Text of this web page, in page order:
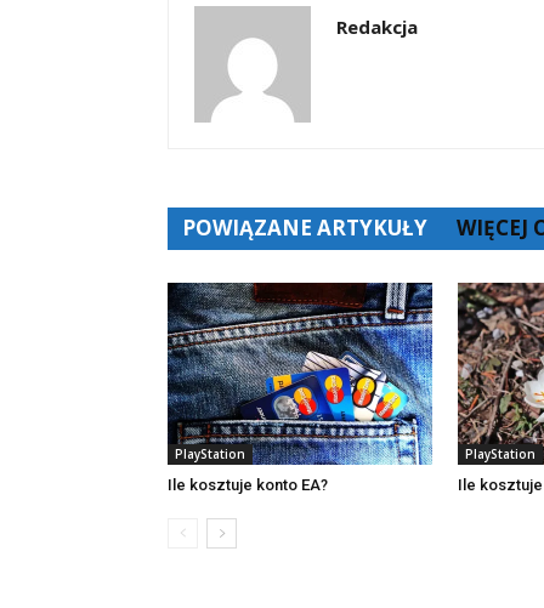
Redakcja
POWIĄZANE ARTYKUŁY WIĘCEJ
PlayStation
Ile kosztuje konto EA?
PlayStation
Ile